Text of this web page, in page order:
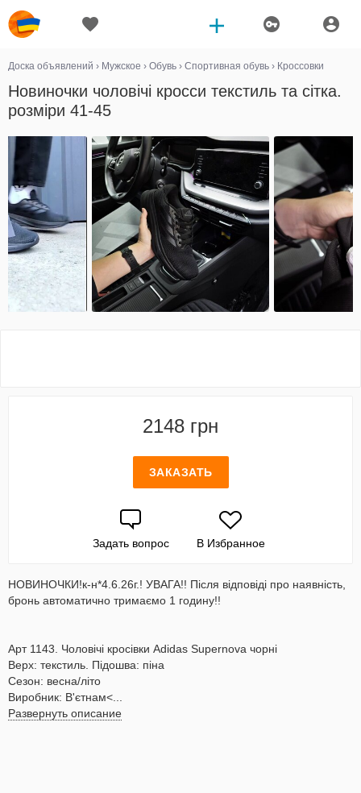
Доска объявлений › Мужское › Обувь › Спортивная обувь › Кроссовки
Новиночки чоловічі кросси текстиль та сітка.
розміри 41-45
2148 грн
ЗАКАЗАТЬ
Задать вопрос В Избранное
НОВИНОЧКИ!к-н*4.6.26г.! УВАГА!! Після відповіді про наявність,
бронь автоматично тримаємо 1 годину!!
Арт 1143. Чоловічі кросівки Adidas Supernova чорні
Верх: текстиль. Підошва: піна
Сезон: весна/літо
Виробник: В'єтнам<...
Развернуть описание